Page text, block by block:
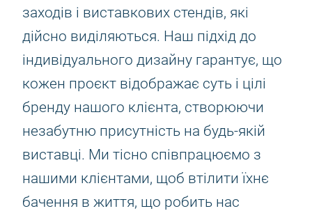
заходів і виставкових стендів, які
дійсно виділяються. Наш підхід до
індивідуального дизайну гарантує, що
кожен проєкт відображає суть і цілі
бренду нашого клієнта, створюючи
незабутню присутність на будь-якій
виставці. Ми тісно співпрацюємо з
нашими клієнтами, щоб втілити їхнє
бачення в життя, що робить нас